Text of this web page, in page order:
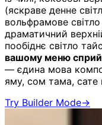
(яскраве денне
вольфрамове
драматичний
пообіднє світло
вашому меню
— єдина мова
яму, сом тама,
Try Builder Mode→